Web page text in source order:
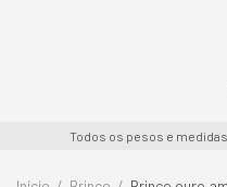
Todos os pesos e